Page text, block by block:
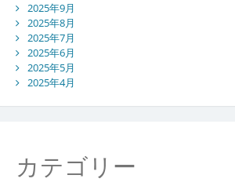
2025年9月
2025年8月
2025年7月
2025年6月
2025年5月
2025年4月
カテゴリー